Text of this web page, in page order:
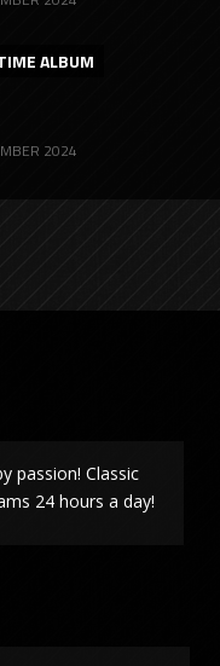
ALBUM
2024
passion! Classic
24 hours a day!